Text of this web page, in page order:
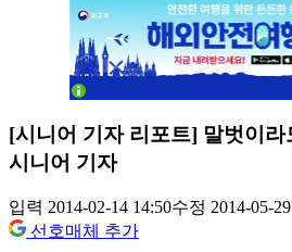
[시니어 기자 리포트] 말벗이
시니어 기자
입력 2014-02-14 14:50수정 2014-05-
선호매체 추가